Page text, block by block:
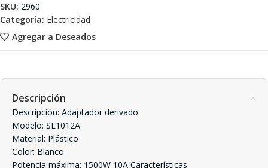
Agregar a Deseados
SKU: 2960
Categoría: Electricidad
Descripción
Descripción: Adaptador derivado
Modelo: SL1012A
Material: Plástico
Color: Blanco
Potencia máxima: 1500W 10A Características